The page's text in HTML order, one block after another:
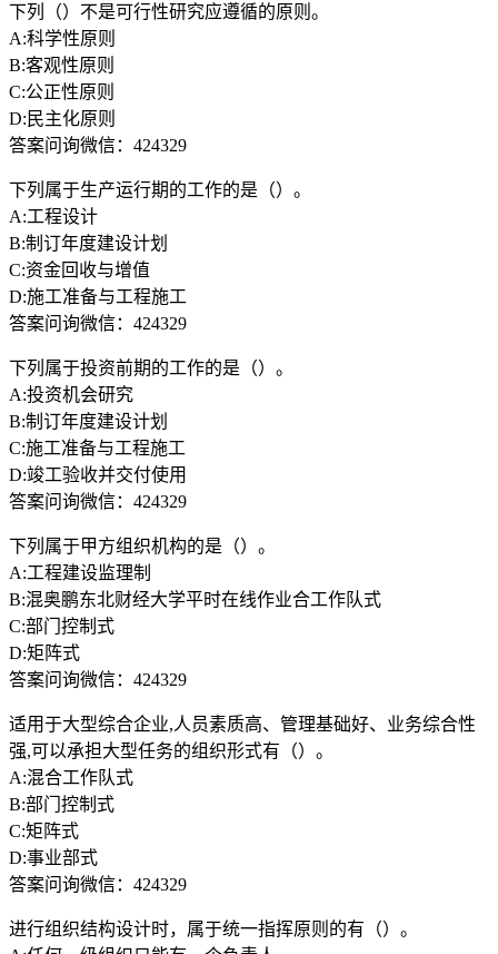
下列（）不是可行性研究应遵循的原则。
A:科学性原则
B:客观性原则
C:公正性原则
D:民主化原则
答案问询微信：424329
下列属于生产运行期的工作的是（）。
A:工程设计
B:制订年度建设计划
C:资金回收与增值
D:施工准备与工程施工
答案问询微信：424329
下列属于投资前期的工作的是（）。
A:投资机会研究
B:制订年度建设计划
C:施工准备与工程施工
D:竣工验收并交付使用
答案问询微信：424329
下列属于甲方组织机构的是（）。
A:工程建设监理制
B:混奥鹏东北财经大学平时在线作业合工作队式
C:部门控制式
D:矩阵式
答案问询微信：424329
适用于大型综合企业,人员素质高、管理基础好、业务综合性
强,可以承担大型任务的组织形式有（）。
A:混合工作队式
B:部门控制式
C:矩阵式
D:事业部式
答案问询微信：424329
进行组织结构设计时，属于统一指挥原则的有（）。